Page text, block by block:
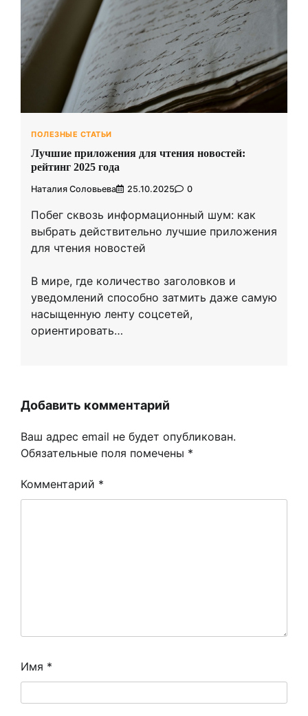
ПОЛЕЗНЫЕ СТАТЬИ
Лучшие приложения для чтения новостей:
рейтинг 2025 года
Наталия Соловьева 25.10.2025 0
Побег сквозь информационный шум: как
выбрать действительно лучшие приложения
для чтения новостей
В мире, где количество заголовков и
уведомлений способно затмить даже самую
насыщенную ленту соцсетей,
ориентировать…
Добавить комментарий
Ваш адрес email не будет опубликован.
Обязательные поля помечены *
Комментарий *
Имя *